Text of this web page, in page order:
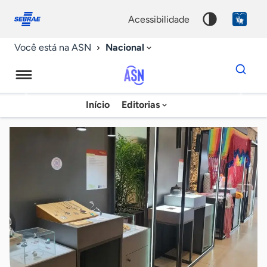
conosco
acessibilidade
Você está na ASN Nacional
Agência
Sebrae
de
Notícias
Início Editorias
Dados
para
chave